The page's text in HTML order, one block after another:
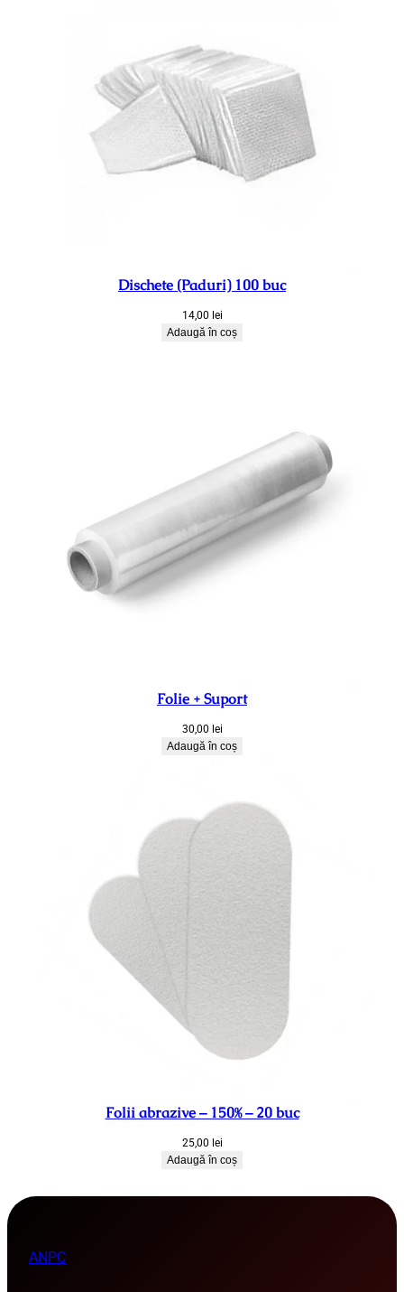
Dischete (Paduri) 100 buc
14,00 lei
Adaugă în coș
Folie + Suport
30,00 lei
Adaugă în coș
Folii abrazive – 150% – 20 buc
25,00 lei
Adaugă în coș
ANPC